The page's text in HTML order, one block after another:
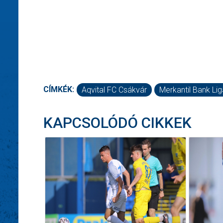
CÍMKÉK: Aqvital FC Csákvár Merkantil Bank
KAPCSOLÓDÓ CIKKEK